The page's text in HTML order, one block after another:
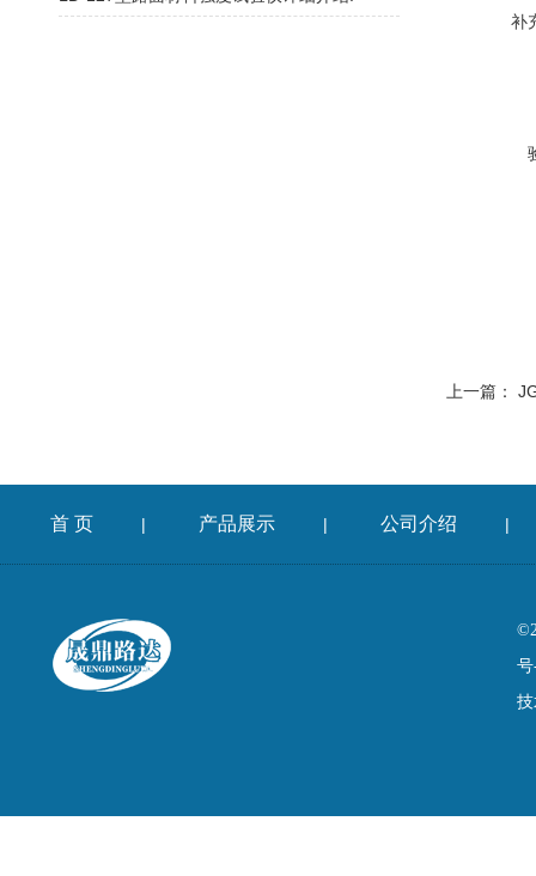
补
上一篇：
首 页 | 产品展示 | 公司介绍 |
号